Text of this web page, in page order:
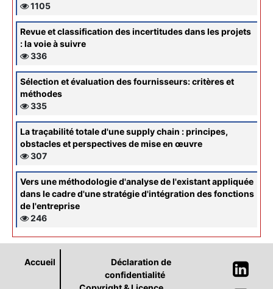
1105
Revue et classification des incertitudes dans les projets
: la voie à suivre
336
Sélection et évaluation des fournisseurs: critères et
méthodes
335
La traçabilité totale d'une supply chain : principes,
obstacles et perspectives de mise en œuvre
307
Vers une méthodologie d'analyse de l'existant appliquée
dans le cadre d'une stratégie d'intégration des fonctions
de l'entreprise
246
Accueil
Déclaration de
confidentialité